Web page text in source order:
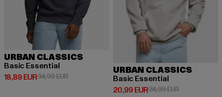
URBAN CLASSICS
Basic Essential
18,89 EUR
Derzeitiger Preis: 18,89 EUR
34,99 EURAktionspreis: 34,99 EUR
URBAN CLASSICS
Basic Essential
20,99 EUR
Derzeitiger Preis: 20,99 EUR
34,99 EURAktionspreis: